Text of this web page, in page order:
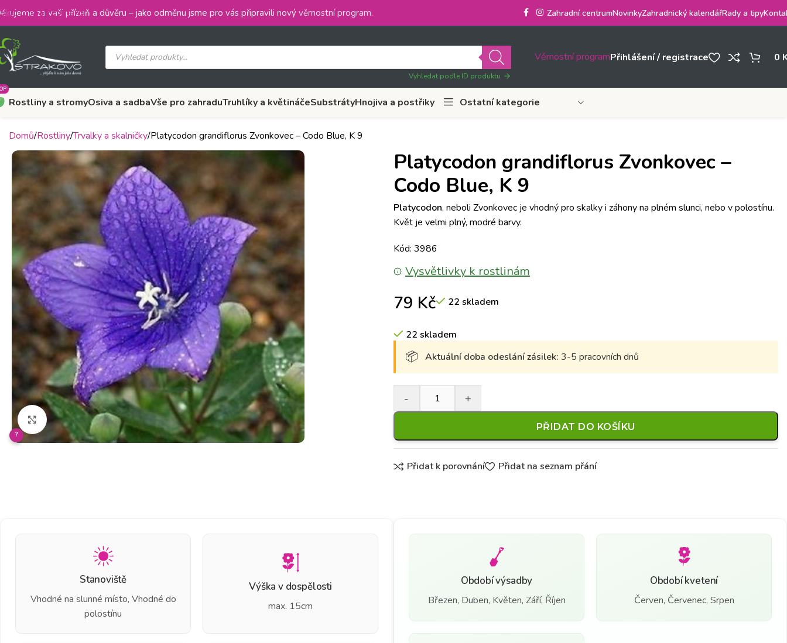
Skip to main content
za vaši přízeň a důvěru – jako odměnu jsme pro vás připravili nový věrnostní program. Zahradní centrumNovinkyZahradnický kalendářRady a tipy
Vyhledat podle ID produktu
Věrnostní programPřihlášení / registrace 0
Rostliny a stromyOsiva a sadbaVše pro zahraduTruhlíky a květináčeSubstrátyHnojiva a postřiky Ostatní kategorie
Domů Rostliny Trvalky a skalničky Platycodon grandiflorus Zvonkovec – Codo Blue, K 9
Klikněte pro zvětšení
?
Platycodon grandiflorus Zvonkovec –
Codo Blue, K 9
Platycodon, neboli Zvonkovec je vhodný pro skalky i záhony na plném slunci, nebo v polostínu.
Květ je velmi plný, modré barvy.
Kód: 3986
Vysvětlivky k rostlinám
79 Kč 22 skladem
22 skladem
Aktuální doba odeslání zásilek: 3-5 pracovních dnů
PŘIDAT DO KOŠÍKU
Přidat k porovnání Přidat na seznam přání
Stanoviště
Vhodné na slunné místo, Vhodné do
polostínu
Výška v dospělosti
max. 15cm
Období výsadby
Březen, Duben, Květen, Září, Říjen
Období kvetení
Červen, Červenec, Srpen